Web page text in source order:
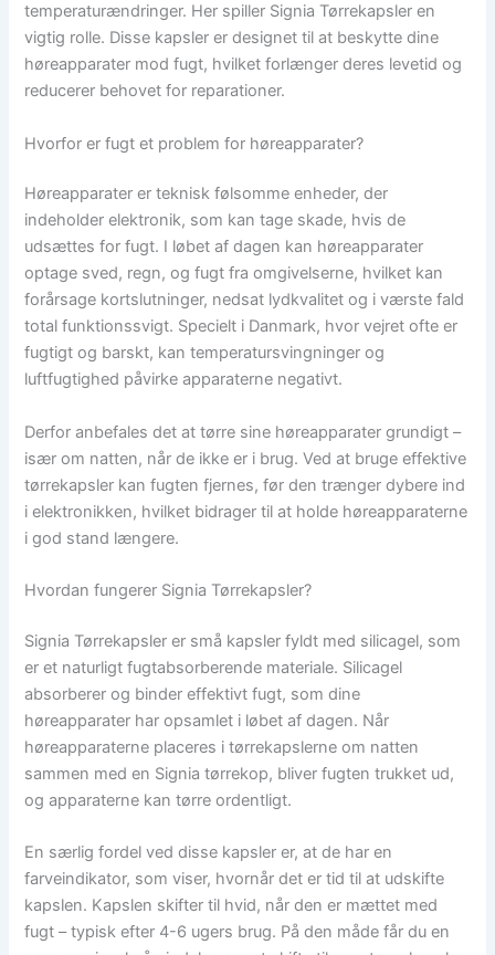
temperaturændringer. Her spiller Signia Tørrekapsler en
vigtig rolle. Disse kapsler er designet til at beskytte dine
høreapparater mod fugt, hvilket forlænger deres levetid og
reducerer behovet for reparationer.
Hvorfor er fugt et problem for høreapparater?
Høreapparater er teknisk følsomme enheder, der
indeholder elektronik, som kan tage skade, hvis de
udsættes for fugt. I løbet af dagen kan høreapparater
optage sved, regn, og fugt fra omgivelserne, hvilket kan
forårsage kortslutninger, nedsat lydkvalitet og i værste fald
total funktionssvigt. Specielt i Danmark, hvor vejret ofte er
fugtigt og barskt, kan temperatursvingninger og
luftfugtighed påvirke apparaterne negativt.
Derfor anbefales det at tørre sine høreapparater grundigt –
især om natten, når de ikke er i brug. Ved at bruge effektive
tørrekapsler kan fugten fjernes, før den trænger dybere ind
i elektronikken, hvilket bidrager til at holde høreapparaterne
i god stand længere.
Hvordan fungerer Signia Tørrekapsler?
Signia Tørrekapsler er små kapsler fyldt med silicagel, som
er et naturligt fugtabsorberende materiale. Silicagel
absorberer og binder effektivt fugt, som dine
høreapparater har opsamlet i løbet af dagen. Når
høreapparaterne placeres i tørrekapslerne om natten
sammen med en Signia tørrekop, bliver fugten trukket ud,
og apparaterne kan tørre ordentligt.
En særlig fordel ved disse kapsler er, at de har en
farveindikator, som viser, hvornår det er tid til at udskifte
kapslen. Kapslen skifter til hvid, når den er mættet med
fugt – typisk efter 4-6 ugers brug. På den måde får du en